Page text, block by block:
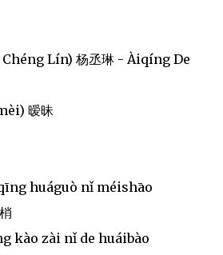
Lín) 杨丞琳 - Àiqíng De
暧昧
huáguò nǐ méishāo
kào zài nǐ de huáibào